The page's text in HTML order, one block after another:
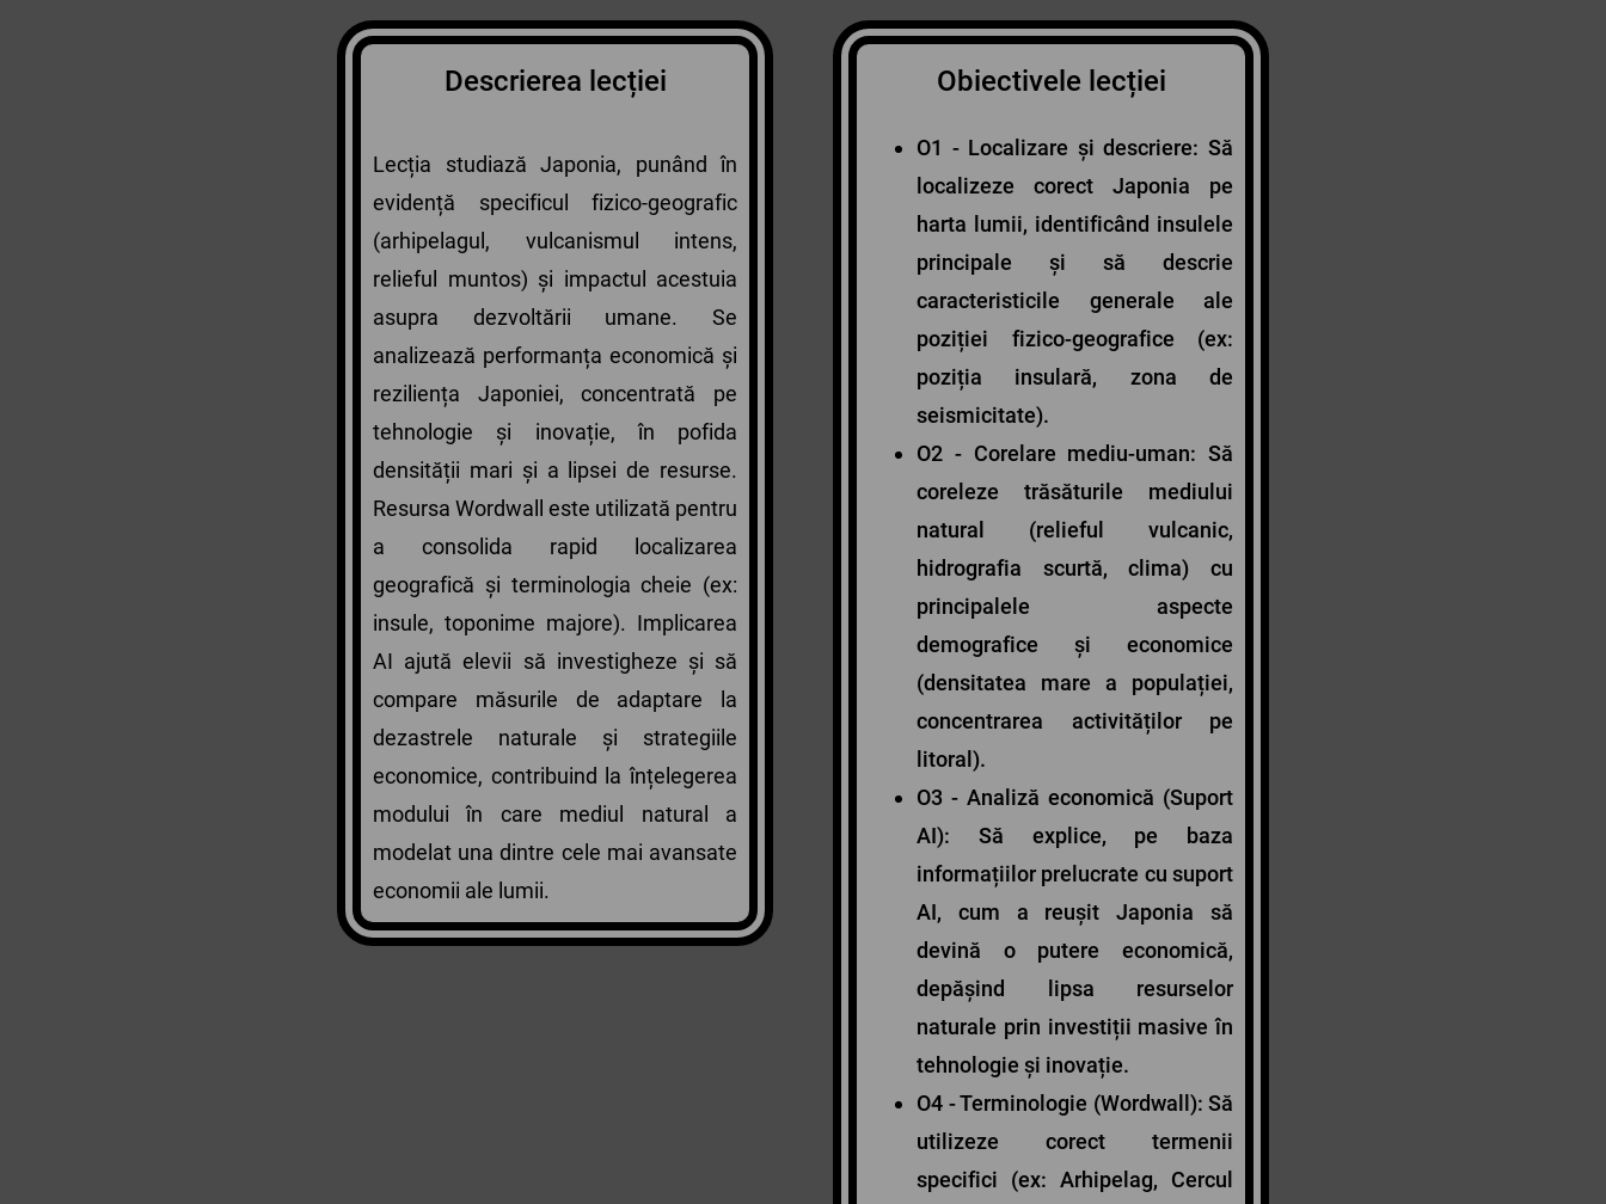
Descrierea lecției
Lecția studiază Japonia, punând în
evidență specificul fizico-geografic
(arhipelagul, vulcanismul intens,
relieful muntos) și impactul acestuia
asupra dezvoltării umane. Se
analizează performanța economică și
reziliența Japoniei, concentrată pe
tehnologie și inovație, în pofida
densității mari și a lipsei de resurse.
Resursa Wordwall este utilizată pentru
a consolida rapid localizarea
geografică și terminologia cheie (ex:
insule, toponime majore). Implicarea
AI ajută elevii să investigheze și să
compare măsurile de adaptare la
dezastrele naturale și strategiile
economice, contribuind la înțelegerea
modului în care mediul natural a
modelat una dintre cele mai avansate
economii ale lumii.
Obiectivele lecției
O1 - Localizare și descriere: Să
localizeze corect Japonia pe
harta lumii, identificând insulele
principale și să descrie
caracteristicile generale ale
poziției fizico-geografice (ex:
poziția insulară, zona de
seismicitate).
O2 - Corelare mediu-uman: Să
coreleze trăsăturile mediului
natural (relieful vulcanic,
hidrografia scurtă, clima) cu
principalele aspecte
demografice și economice
(densitatea mare a populației,
concentrarea activităților pe
litoral).
O3 - Analiză economică (Suport
AI): Să explice, pe baza
informațiilor prelucrate cu suport
AI, cum a reușit Japonia să
devină o putere economică,
depășind lipsa resurselor
naturale prin investiții masive în
tehnologie și inovație.
O4 - Terminologie (Wordwall): Să
utilizeze corect termenii
specifici (ex: Arhipelag, Cercul